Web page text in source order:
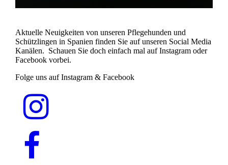
Aktuelle Neuigkeiten von unseren Pflegehunden und
Schützlingen in Spanien finden Sie auf unseren Social Media
Kanälen. Schauen Sie doch einfach mal auf Instagram oder
Facebook vorbei.
Folge uns auf Instagram & Facebook